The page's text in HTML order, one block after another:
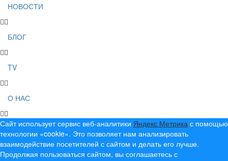
НОВОСТИ
БЛОГ
TV
О НАС
Сайт использует сервис веб-аналитики Яндекс Метрика с помощью
технологии «cookie». Это позволяет нам анализировать
взаимодействие посетителей с сайтом и делать его лучше.
Продолжая пользоваться сайтом, вы соглашаетесь с